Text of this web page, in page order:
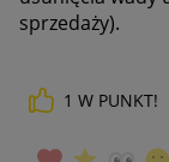
sprzedaży).
1 W PUNKT!